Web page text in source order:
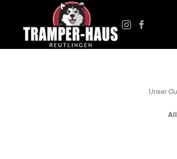
Zum Hauptinhalt springen
Unser